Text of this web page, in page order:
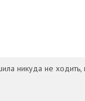
никуда не ходить,